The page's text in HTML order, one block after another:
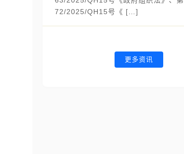
72/2025/QH15号《 […]
更多资讯